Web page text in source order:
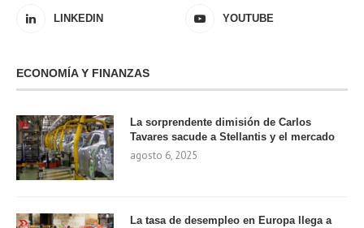
LINKEDIN YOUTUBE
ECONOMÍA Y FINANZAS
La sorprendente dimisión de Carlos
Tavares sacude a Stellantis y el mercado
agosto 6, 2025
La tasa de desempleo en Europa llega a